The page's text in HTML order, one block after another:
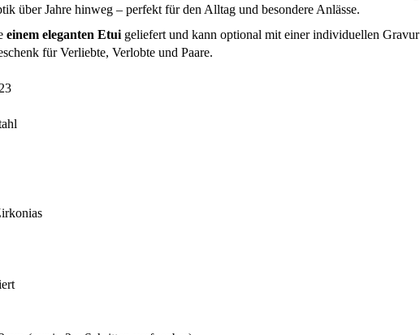
über Jahre hinweg – perfekt für den Alltag und besondere Anlässe.
einem eleganten Etui geliefert und kann optional mit einer individuellen
für Verliebte, Verlobte und Paare.